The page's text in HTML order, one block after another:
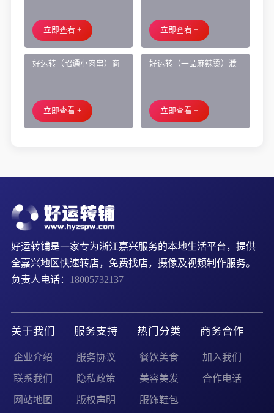
培训班带生源转让
立即查看 +
庄、空店铺转让
立即查看 +
好运转（昭通小肉串）商
外摆、 房租2.2万/年
立即查看 +
好运转（一品麻辣烫）濮
小吃店转让
立即查看 +
好运转铺是一家专为浙江嘉兴服务的本地生活平台，提供
全嘉兴地区快速转店，免费找店，摄像及视频制作服务。
负责人电话： 18005732137
关于我们
企业介绍
联系我们
网站地图
服务支持
服务协议
隐私政策
版权声明
热门分类
餐饮美食
美容美发
服饰鞋包
商务合作
加入我们
合作电话